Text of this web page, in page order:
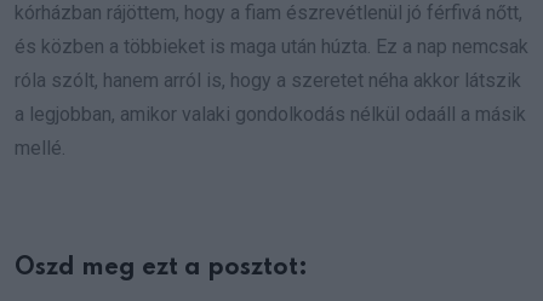
kórházban rájöttem, hogy a fiam észrevétlenül jó férfivá nőtt,
és közben a többieket is maga után húzta. Ez a nap nemcsak
róla szólt, hanem arról is, hogy a szeretet néha akkor látszik
a legjobban, amikor valaki gondolkodás nélkül odaáll a másik
mellé.
Oszd meg ezt a posztot: